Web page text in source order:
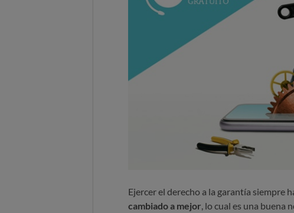
Ejercer el derecho a la garantía siempre
cambiado a mejor , lo cual es una